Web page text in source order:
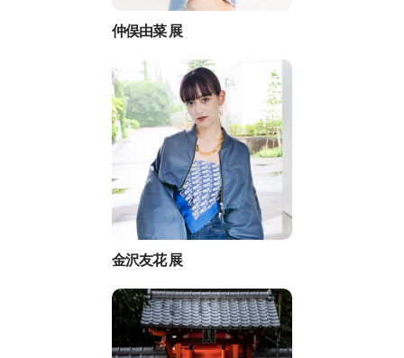
仲俣由菜 展
金沢友花 展